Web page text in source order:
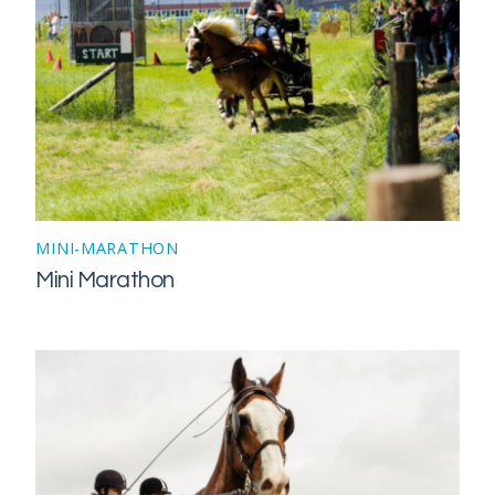
MINI-MARATHON
Mini Marathon